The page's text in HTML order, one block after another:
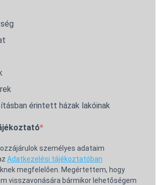
érintett házak lakóinak
személyes adataim
Adatkezelési tájékoztatóban
megfelelően. Megértettem, hogy
visszavonására bármikor lehetőségem